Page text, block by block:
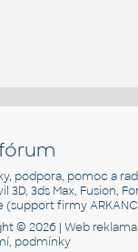
podpora, pomoc a
3D, 3ds Max, Fusion,
(support firmy
© 2026 |Web reklama
podmínky